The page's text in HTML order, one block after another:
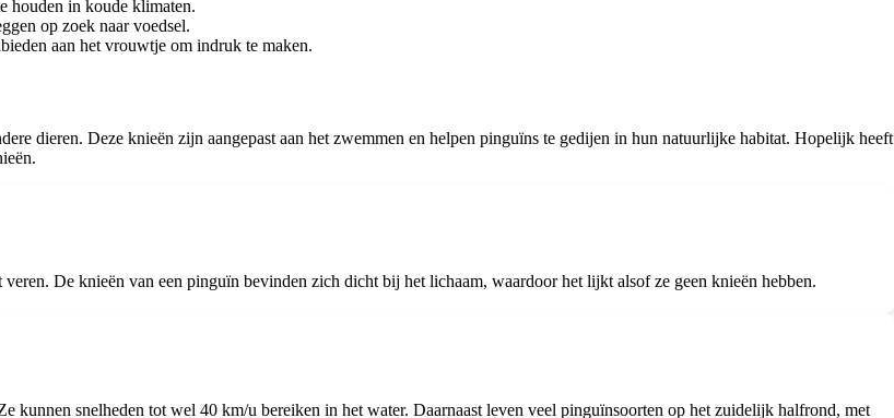
houden in koude klimaten.
op zoek naar voedsel.
aan het vrouwtje om indruk te maken.
dieren. Deze knieën zijn aangepast aan het zwemmen en helpen pinguïns te gedijen in hun natuurlijke habitat. Hopelijk heeft
De knieën van een pinguïn bevinden zich dicht bij het lichaam, waardoor het lijkt alsof ze geen knieën hebben.
kunnen snelheden tot wel 40 km/u bereiken in het water. Daarnaast leven veel pinguïnsoorten op het zuidelijk halfrond, met